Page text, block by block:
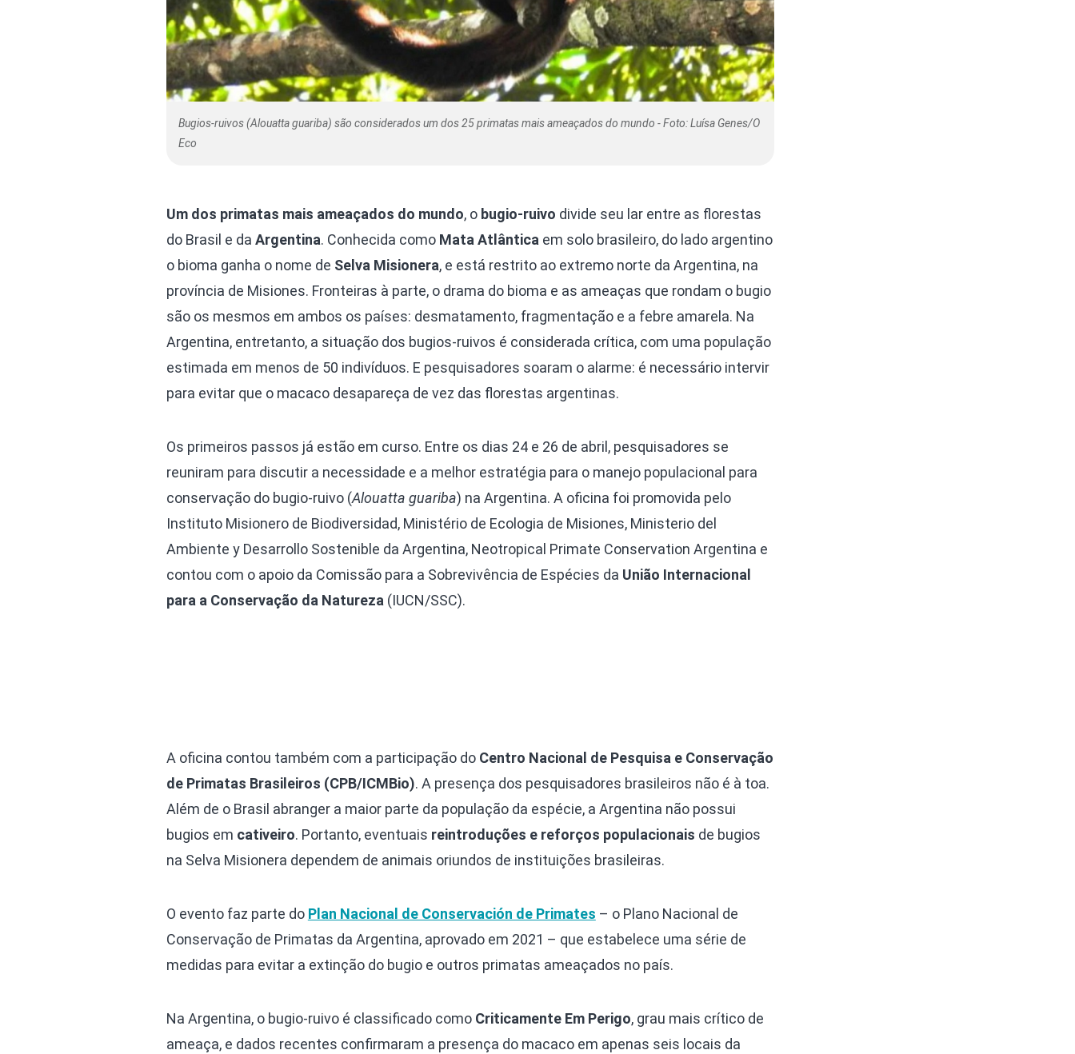
Bugios-ruivos (Alouatta guariba) são considerados um dos 25 primatas mais ameaçados do mundo - Foto: Luísa Genes/O
Eco
Um dos primatas mais ameaçados do mundo, o bugio-ruivo divide seu lar entre as florestas
do Brasil e da Argentina. Conhecida como Mata Atlântica em solo brasileiro, do lado argentino
o bioma ganha o nome de Selva Misionera, e está restrito ao extremo norte da Argentina, na
província de Misiones. Fronteiras à parte, o drama do bioma e as ameaças que rondam o bugio
são os mesmos em ambos os países: desmatamento, fragmentação e a febre amarela. Na
Argentina, entretanto, a situação dos bugios-ruivos é considerada crítica, com uma população
estimada em menos de 50 indivíduos. E pesquisadores soaram o alarme: é necessário intervir
para evitar que o macaco desapareça de vez das florestas argentinas.
Os primeiros passos já estão em curso. Entre os dias 24 e 26 de abril, pesquisadores se
reuniram para discutir a necessidade e a melhor estratégia para o manejo populacional para
conservação do bugio-ruivo (Alouatta guariba) na Argentina. A oficina foi promovida pelo
Instituto Misionero de Biodiversidad, Ministério de Ecologia de Misiones, Ministerio del
Ambiente y Desarrollo Sostenible da Argentina, Neotropical Primate Conservation Argentina e
contou com o apoio da Comissão para a Sobrevivência de Espécies da União Internacional
para a Conservação da Natureza (IUCN/SSC).
A oficina contou também com a participação do Centro Nacional de Pesquisa e Conservação
de Primatas Brasileiros (CPB/ICMBio). A presença dos pesquisadores brasileiros não é à toa.
Além de o Brasil abranger a maior parte da população da espécie, a Argentina não possui
bugios em cativeiro. Portanto, eventuais reintroduções e reforços populacionais de bugios
na Selva Misionera dependem de animais oriundos de instituições brasileiras.
O evento faz parte do Plan Nacional de Conservación de Primates – o Plano Nacional de
Conservação de Primatas da Argentina, aprovado em 2021 – que estabelece uma série de
medidas para evitar a extinção do bugio e outros primatas ameaçados no país.
Na Argentina, o bugio-ruivo é classificado como Criticamente Em Perigo, grau mais crítico de
ameaça, e dados recentes confirmaram a presença do macaco em apenas seis locais da